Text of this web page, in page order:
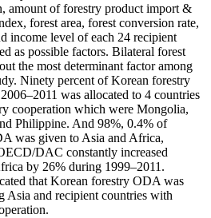
amount of forestry product import &
forest area, forest conversion rate,
income level of each 24 recipient
as possible factors. Bilateral forest
the most determinant factor among
Ninety percent of Korean forestry
was allocated to 4 countries
cooperation which were Mongolia,
Philippine. And 98%, 0.4% of
was given to Asia and Africa,
DAC constantly increased
by 26% during 1999–2011.
that Korean forestry ODA was
Asia and recipient countries with